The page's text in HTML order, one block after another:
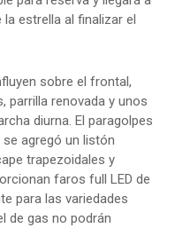
estrella al finalizar el
sobre el frontal,
parrilla renovada y unos
diurna. El paragolpes
agregó un listón
trapezoidales y
faros full LED de
para las variedades
de gas no podrán